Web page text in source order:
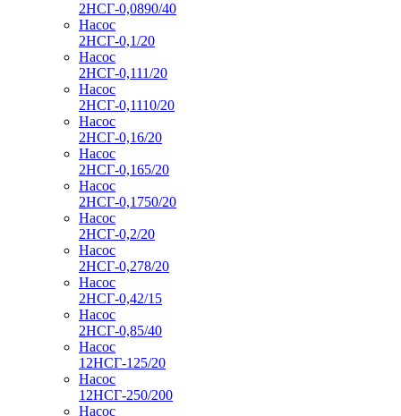
2НСГ-0,0890/40
Насос
2НСГ-0,1/20
Насос
2НСГ-0,111/20
Насос
2НСГ-0,1110/20
Насос
2НСГ-0,16/20
Насос
2НСГ-0,165/20
Насос
2НСГ-0,1750/20
Насос
2НСГ-0,2/20
Насос
2НСГ-0,278/20
Насос
2НСГ-0,42/15
Насос
2НСГ-0,85/40
Насос
12НСГ-125/20
Насос
12НСГ-250/200
Насос